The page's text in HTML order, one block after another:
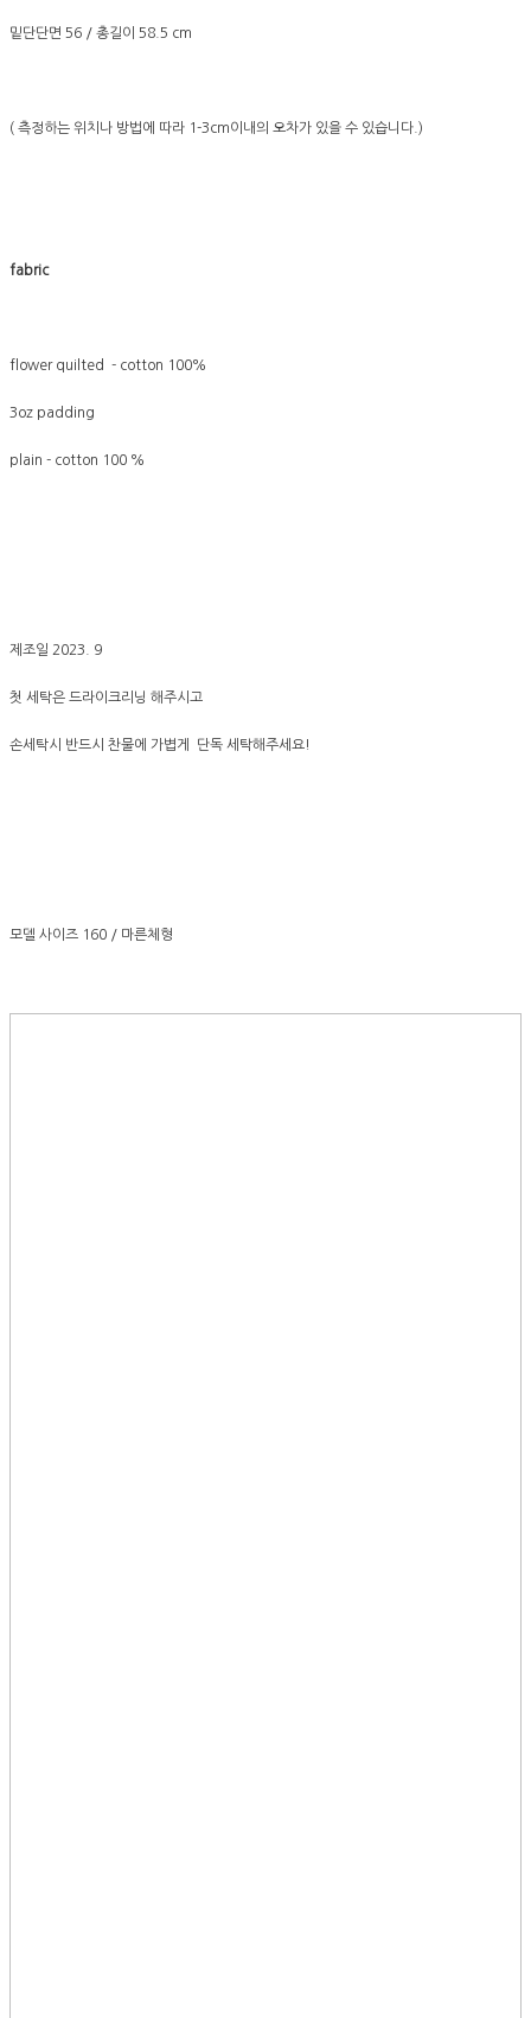
밑단단면 56 / 총길이 58.5 cm
( 측정하는 위치나 방법에 따라 1-3cm이내의 오차가 있을 수 있습니다.)
fabric
flower quilted - cotton 100%
3oz padding
plain - cotton 100 %
제조일 2023. 9
첫 세탁은 드라이크리닝 해주시고
손세탁시 반드시 찬물에 가볍게 단독 세탁해주세요!
모델 사이즈 160 / 마른체형